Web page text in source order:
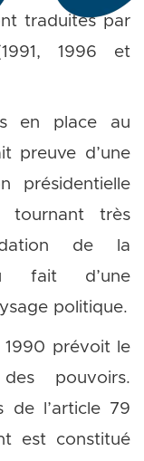
traduites par
1996 et
en place au
preuve d’une
présidentielle
très
de la
fait d’une
politique.
1990 prévoit le
pouvoirs.
de l’article 79
est constitué